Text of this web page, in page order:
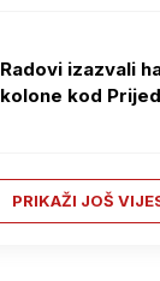
Radovi izazvali
kolone kod
PRIKAŽI JOŠ